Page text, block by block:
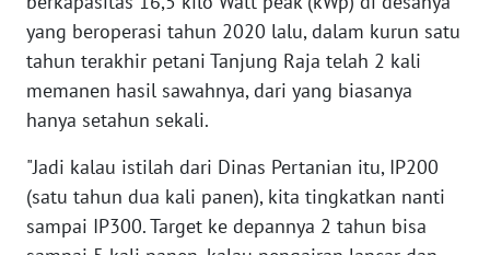
yang beroperasi tahun 2020 lalu, dalam kurun satu
tahun terakhir petani Tanjung Raja telah 2 kali
memanen hasil sawahnya, dari yang biasanya
hanya setahun sekali.
"Jadi kalau istilah dari Dinas Pertanian itu, IP200
(satu tahun dua kali panen), kita tingkatkan nanti
sampai IP300. Target ke depannya 2 tahun bisa
WN
PAPUA
WN
BARAT
WN